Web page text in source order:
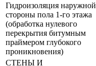
Гидроизоляция наружной
стороны пола 1-го этажа
(обработка нулевого
перекрытия битумным
праймером глубокого
проникновения)
СТЕНЫ И